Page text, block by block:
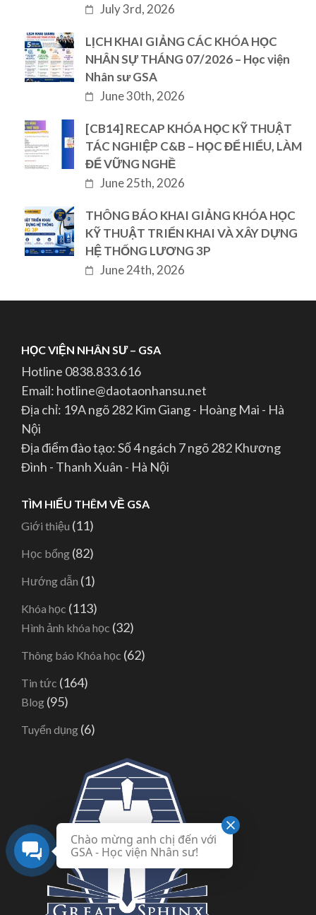
July 3rd, 2026
LỊCH KHAI GIẢNG CÁC KHÓA HỌC
NHÂN SỰ THÁNG 07/2026 – Học viện
Nhân sư GSA
June 30th, 2026
[CB14] RECAP KHÓA HỌC KỸ THUẬT
TÁC NGHIỆP C&B – HỌC ĐỂ HIỂU, LÀM
ĐỂ VỮNG NGHỀ
June 25th, 2026
THÔNG BÁO KHAI GIẢNG KHÓA HỌC
KỸ THUẬT TRIỂN KHAI VÀ XÂY DỰNG
HỆ THỐNG LƯƠNG 3P
June 24th, 2026
HỌC VIỆN NHÂN SƯ – GSA
Hotline 0838.833.616
Email: hotline@daotaonhansu.net
Địa chỉ: 19A ngõ 282 Kim Giang - Hoàng Mai - Hà
Nội
Địa điểm đào tạo: Số 4 ngách 7 ngõ 282 Khương
Đình - Thanh Xuân - Hà Nội
TÌM HIỂU THÊM VỀ GSA
Giới thiệu (11)
Học bổng (82)
Hướng dẫn (1)
Khóa học (113)
Hình ảnh khóa học (32)
Thông báo Khóa học (62)
Tin tức (164)
Blog (95)
Tuyển dụng (6)
Chào mừng anh chị đến với
GSA - Học viện Nhân sư!